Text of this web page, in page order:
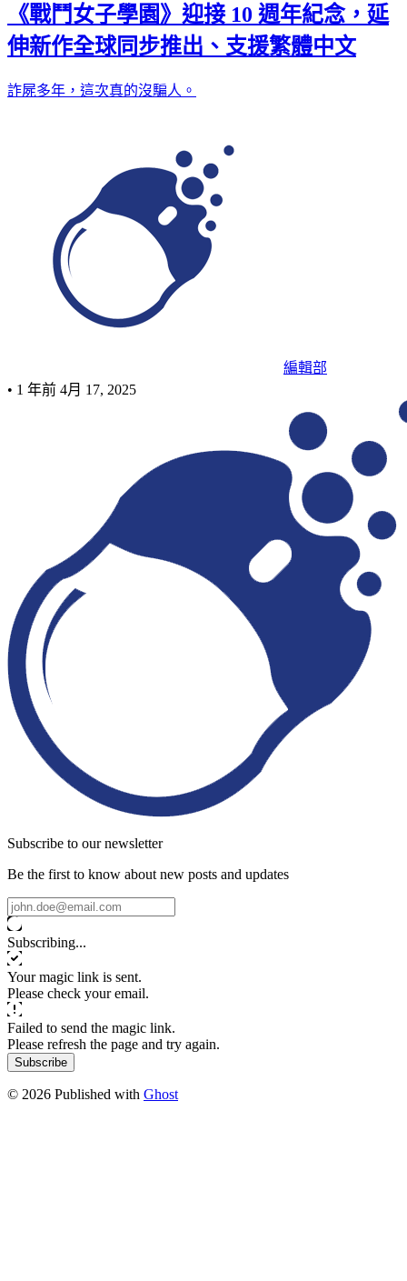
《戰鬥女子學園》迎接 10 週年紀念，延
伸新作全球同步推出、支援繁體中文
詐屍多年，這次真的沒騙人。
編輯部
• 1 年前 4月 17, 2025
Subscribe to our newsletter
Be the first to know about new posts and updates
Subscribing...
Your magic link is sent.
Please check your email.
Failed to send the magic link.
Please refresh the page and try again.
Subscribe
© 2026 Published with Ghost